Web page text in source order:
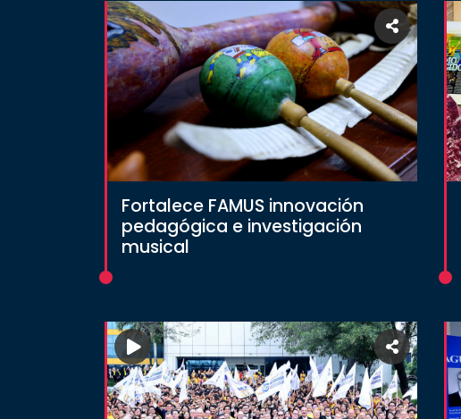
Fortalece FAMUS innovación
pedagógica e investigación
musical